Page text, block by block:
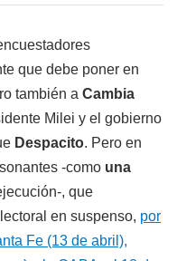
que debe poner en
también a Cambia
Milei y el gobierno
Despacito. Pero en
-como una
, que
en suspenso, por
Fe (13 de abril),